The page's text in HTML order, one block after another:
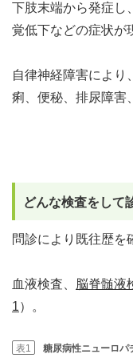
下肢末端から発症し
覚低下などの症状が
自律神経障害により
痢、便秘、排尿障害
どんな検査をして
問診により既往歴を
血液検査、 脳脊髄液
1）。
表1 糖尿病性ニューロパ